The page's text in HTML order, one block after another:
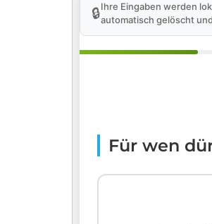
🔒Ihre Eingaben werden
automatisch gelöscht
Für wen